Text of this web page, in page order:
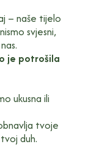
– naše tijelo
svjesni,
je potrošila
ukusna ili
tvoje
duh.